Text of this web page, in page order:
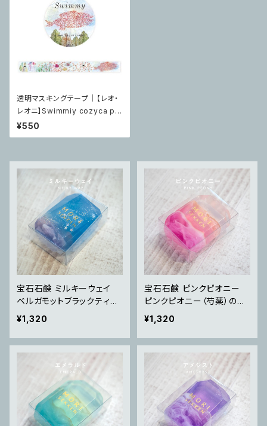
透明マスキングテープ｜【レオ・
レオニ】Swimmiy cozyca pr
oducts
¥550
宝石石鹸 ミルキーウェイ
ベルガモットブラックティー
の香り
¥1,320
宝石石鹸 ピンクピオニー
ピンクピオニー（芍薬）の香
り
¥1,320